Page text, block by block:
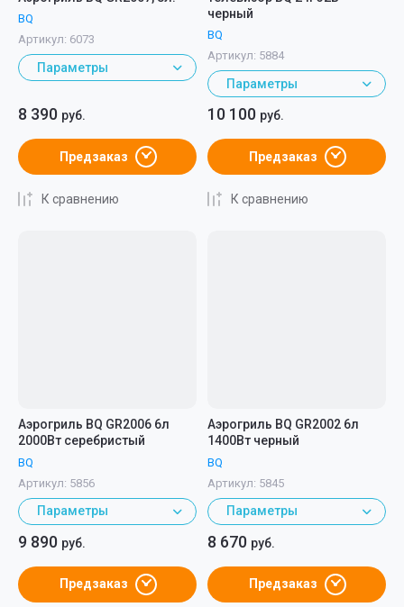
BQ
Артикул: 6073
Параметры
8 390 руб.
Предзаказ
К сравнению
черный
BQ
Артикул: 5884
Параметры
10 100 руб.
Предзаказ
К сравнению
Аэрогриль BQ GR2006 6л
2000Вт серебристый
BQ
Артикул: 5856
Параметры
9 890 руб.
Предзаказ
Аэрогриль BQ GR2002 6л
1400Вт черный
BQ
Артикул: 5845
Параметры
8 670 руб.
Предзаказ